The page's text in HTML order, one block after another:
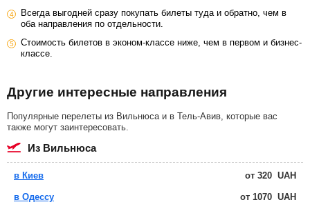
Всегда выгодней сразу покупать билеты туда и обратно, чем в
оба направления по отдельности.
Стоимость билетов в эконом-классе ниже, чем в первом и бизнес-
классе.
Другие интересные направления
Популярные перелеты из Вильнюса и в Тель-Авив, которые вас
также могут заинтересовать.
из Вильнюса
в Киев от 320 UAH
в Одессу от 1070 UAH